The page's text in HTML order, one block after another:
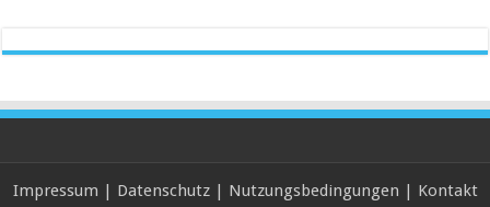
Impressum | Datenschutz| Nutzungsbedingungen | Kontakt